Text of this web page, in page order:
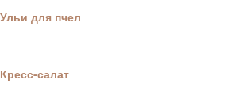
Ульи для пчел
Кресс-салат